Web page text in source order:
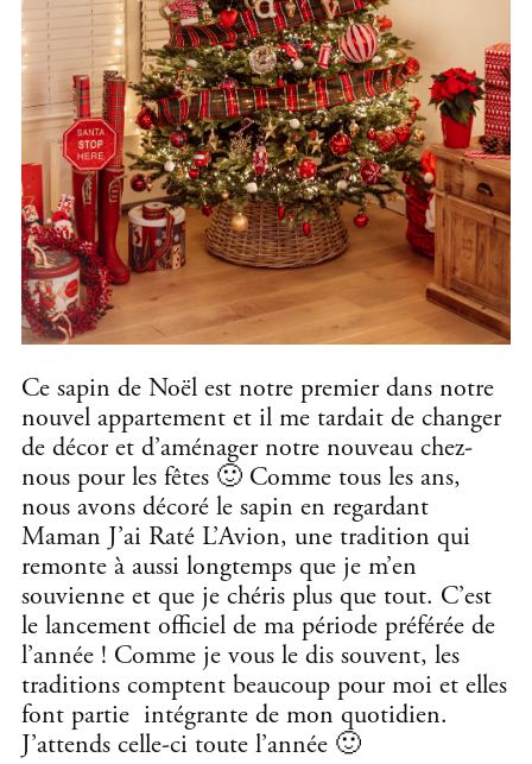
Ce sapin de Noël est notre premier dans notre
nouvel appartement et il me tardait de changer
de décor et d’aménager notre nouveau chez-
nous pour les fêtes 🙂 Comme tous les ans,
nous avons décoré le sapin en regardant
Maman J’ai Raté L’Avion, une tradition qui
remonte à aussi longtemps que je m’en
souvienne et que je chéris plus que tout. C’est
le lancement officiel de ma période préférée de
l’année ! Comme je vous le dis souvent, les
traditions comptent beaucoup pour moi et elles
font partie intégrante de mon quotidien.
J’attends celle-ci toute l’année 🙂